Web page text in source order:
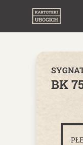
BK